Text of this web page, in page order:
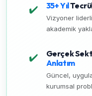
✔️ 35+ Yıl
Vizyoner
akademik
✔️ Gerçek
Anlatım
Güncel,
kurumsal